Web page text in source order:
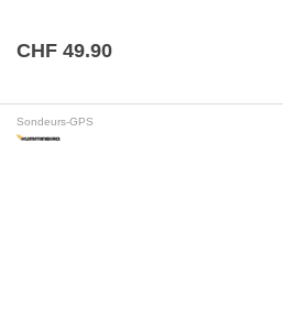
CHF 49.90
Sondeurs-GPS